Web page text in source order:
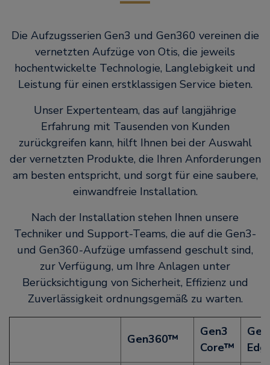
Die Aufzugsserien Gen3 und Gen360 vereinen die
vernetzten Aufzüge von Otis, die jeweils
hochentwickelte Technologie, Langlebigkeit und
Leistung für einen erstklassigen Service bieten.
Unser Expertenteam, das auf langjährige
Erfahrung mit Tausenden von Kunden
zurückgreifen kann, hilft Ihnen bei der Auswahl
der vernetzten Produkte, die Ihren Anforderungen
am besten entspricht, und sorgt für eine saubere,
einwandfreie Installation.
Nach der Installation stehen Ihnen unsere
Techniker und Support-Teams, die auf die Gen3-
und Gen360-Aufzüge umfassend geschult sind,
zur Verfügung, um Ihre Anlagen unter
Berücksichtigung von Sicherheit, Effizienz und
Zuverlässigkeit ordnungsgemäß zu warten.
Gen360™
Gen3
Core™